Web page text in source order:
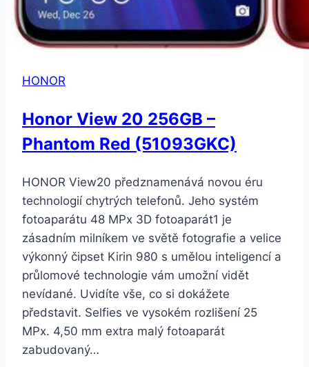
HONOR
Honor View 20 256GB –
Phantom Red (51093GKC)
HONOR View20 předznamenává novou éru
technologií chytrých telefonů. Jeho systém
fotoaparátu 48 MPx 3D fotoaparát1 je
zásadním milníkem ve světě fotografie a velice
výkonný čipset Kirin 980 s umělou inteligencí a
průlomové technologie vám umožní vidět
nevídané. Uvidíte vše, co si dokážete
představit. Selfies ve vysokém rozlišení 25
MPx. 4,50 mm extra malý fotoaparát
zabudovaný…